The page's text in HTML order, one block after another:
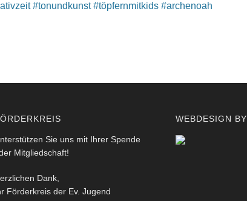
#tonundkunst #töpfernmitkids #archenoah
Sie uns mit Ihrer Spende
Mitgliedschaft!
Dank,
Förderkreis der Ev. Jugend
WEBDESIGN BY